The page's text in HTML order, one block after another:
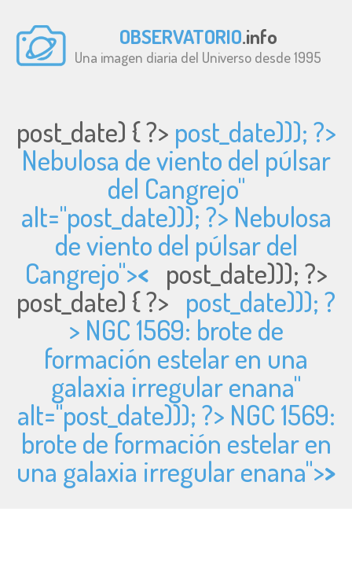
OBSERVATORIO.info
Una imagen diaria del Universo desde 1995
post_date) { ?> post_date))); ?>
Nebulosa de viento del púlsar
del Cangrejo"
alt="post_date))); ?> Nebulosa
de viento del púlsar del
Cangrejo">< post_date))); ?>
post_date) { ?> post_date))); ?
> NGC 1569: brote de
formación estelar en una
galaxia irregular enana"
alt="post_date))); ?> NGC 1569:
brote de formación estelar en
una galaxia irregular enana">>